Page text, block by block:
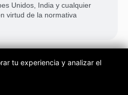
Unidos, India y cualquier
virtud de la normativa
los derechos reservados. Prohibida la
no autorizada.
de reclamaciones
tu experiencia y analizar el